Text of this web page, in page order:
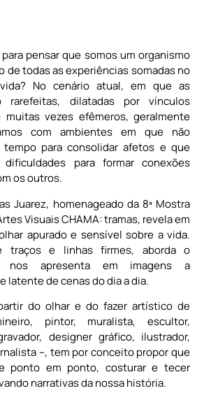
pensar que somos um organismo
de todas as experiências somadas no
No cenário atual, em que as
rarefeitas, dilatadas por vínculos
muitas vezes efêmeros, geralmente
com ambientes em que não
para consolidar afetos e que
dificuldades para formar conexões
os outros.
Juarez, homenageado da 8ª Mostra
Visuais CHAMA: tramas, revela em
apurado e sensível sobre a vida.
traços e linhas firmes, aborda o
nos apresenta em imagens a
latente de cenas do dia a dia.
do olhar e do fazer artístico de
pintor, muralista, escultor,
designer gráfico, ilustrador,
–, tem por conceito propor que
ponto em ponto, costurar e tecer
narrativas da nossa história.